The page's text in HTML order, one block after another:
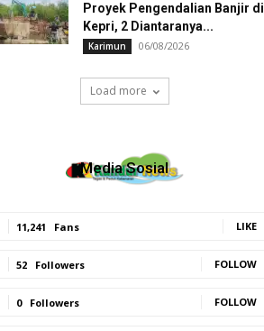
Proyek Pengendalian Banjir di
Kepri, 2 Diantaranya...
Karimun 06/08/2026
Load more
Media Sosial
11,241 Fans LIKE
52 Followers FOLLOW
0 Followers FOLLOW